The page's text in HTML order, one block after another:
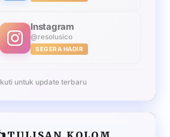
Instagram
@resolusico
SEGERA HADIR
untuk update terbaru